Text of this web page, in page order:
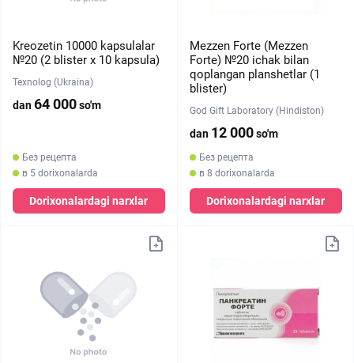
Kreozetin 10000 kapsulalar
№20 (2 blister х 10 kapsula)
Texnolog (Ukraina)
dan64 000so'm
Без рецепта
в 5 dorixonalarda
Dorixonalardagi narxlar
Mezzen Forte (Mezzen
Forte) №20 ichak bilan
qoplangan planshetlar (1
blister)
God Gift Laboratory (Hindiston)
dan 12 000so'm
Без рецепта
в 8 dorixonalarda
Dorixonalardagi narxlar